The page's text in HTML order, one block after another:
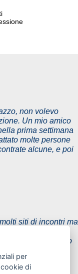
non volevo
Un mio amico
prima settimana
molte persone
alcune, e poi
siti di incontri ma
non erano
Carol.
per
di